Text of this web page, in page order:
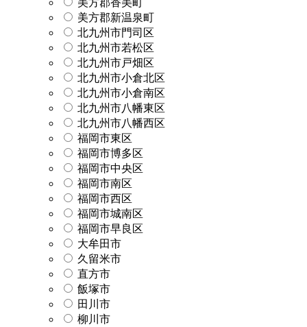
美方郡新温泉町
北九州市門司区
北九州市若松区
北九州市戸畑区
北九州市小倉北区
北九州市小倉南区
北九州市八幡東区
北九州市八幡西区
福岡市東区
福岡市博多区
福岡市中央区
福岡市南区
福岡市西区
福岡市城南区
福岡市早良区
大牟田市
久留米市
直方市
飯塚市
田川市
柳川市